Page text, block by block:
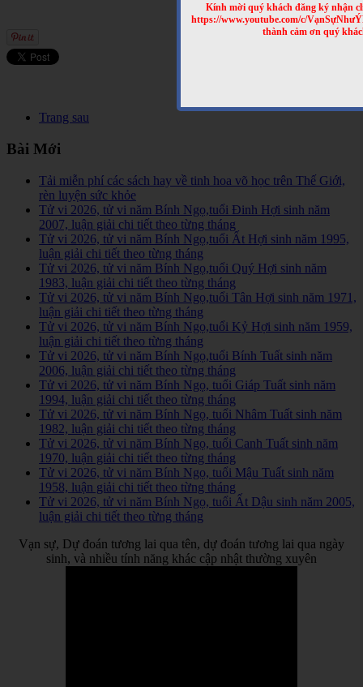
Kính mời quý khách đăng ký nhận
https://www.youtube.com/c/
thành cảm ơn quý
Trang sau
Bài Mới
Tải miễn phí các sách hay về tinh hoa võ học trên Thế Giới,
rèn luyện sức khỏe
Tử vi 2026, tử vi năm Bính Ngọ,tuổi Đinh Hợi sinh năm
2007, luận giải chi tiết theo từng tháng
Tử vi 2026, tử vi năm Bính Ngọ,tuổi Ất Hợi sinh năm 1995,
luận giải chi tiết theo từng tháng
Tử vi 2026, tử vi năm Bính Ngọ,tuổi Quý Hợi sinh năm
1983, luận giải chi tiết theo từng tháng
Tử vi 2026, tử vi năm Bính Ngọ,tuổi Tân Hợi sinh năm 1971,
luận giải chi tiết theo từng tháng
Tử vi 2026, tử vi năm Bính Ngọ,tuổi Kỷ Hợi sinh năm 1959,
luận giải chi tiết theo từng tháng
Tử vi 2026, tử vi năm Bính Ngọ,tuổi Bính Tuất sinh năm
2006, luận giải chi tiết theo từng tháng
Tử vi 2026, tử vi năm Bính Ngọ, tuổi Giáp Tuất sinh năm
1994, luận giải chi tiết theo từng tháng
Tử vi 2026, tử vi năm Bính Ngọ, tuổi Nhâm Tuất sinh năm
1982, luận giải chi tiết theo từng tháng
Tử vi 2026, tử vi năm Bính Ngọ, tuổi Canh Tuất sinh năm
1970, luận giải chi tiết theo từng tháng
Tử vi 2026, tử vi năm Bính Ngọ, tuổi Mậu Tuất sinh năm
1958, luận giải chi tiết theo từng tháng
Tử vi 2026, tử vi năm Bính Ngọ, tuổi Ất Dậu sinh năm 2005,
luận giải chi tiết theo từng tháng
Vạn sự, Dự đoán tương lai qua tên, dự đoán tương lai qua ngày
sinh, và nhiều tính năng khác cập nhật thường xuyên